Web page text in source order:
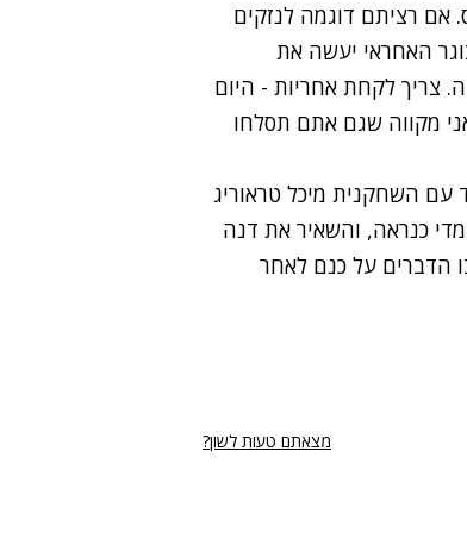
אם רציתם דוגמה לנזקים
האחראי יעשה את
צריך לקחת אחריות - היום
מקווה שגם אתם תסלחו
השחקנית מיכל טראוריג
מדי כנראה, והשאיר את דנה
הדברים על כנם לאחר
מצאתם טעות לשון?